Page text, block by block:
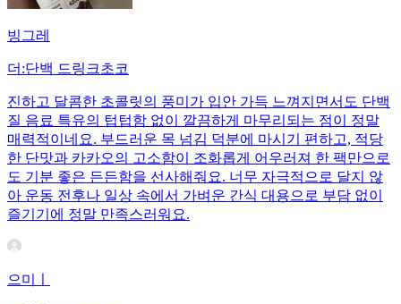
빙그레
더:단백 드링크초코
진하고 달콤한 초콜릿의 풍미가 입안 가득 느껴지면서도 단백
질 음료 특유의 텁텁함 없이 깔끔하게 마무리되는 점이 정말
매력적이네요. 부드러운 목 넘김 덕분에 마시기 편하고, 적당
한 단맛과 카카오의 고소함이 조화롭게 어우러져 한 팩만으로
도 기분 좋은 든든함을 선사해줘요. 너무 자극적으로 달지 않
아 운동 전후나 일상 속에서 가벼운 간식 대용으로 부담 없이
즐기기에 정말 만족스러워요.
으미ㅣ